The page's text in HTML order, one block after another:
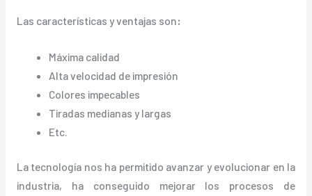
Las características y ventajas son:
Máxima calidad
Alta velocidad de impresión
Colores impecables
Tiradas medianas y largas
Etc.
La tecnología nos ha permitido avanzar y evolucionar en la
industria, ha conseguido mejorar los procesos de